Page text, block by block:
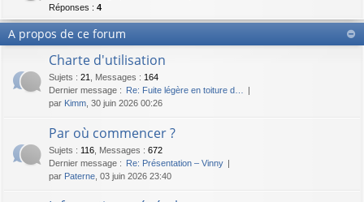
Réponses : 4
A propos de ce forum
Charte d'utilisation
Sujets : 21 Messages : 164
Dernier message : Re: Fuite légère en toiture d…
par Kimm , 30 juin 2026 00:26
Par où commencer ?
Sujets : 116 Messages : 672
Dernier message : Re: Présentation – Vinny
par Paterne , 03 juin 2026 23:40